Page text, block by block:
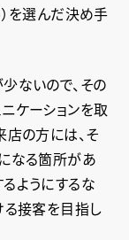
を選んだ決め手
ないので、その
ケーションを取
の方には、そ
なる箇所があ
ようにするな
る接客を目指し